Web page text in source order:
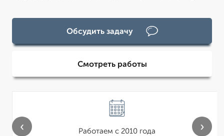
Обсудить задачу
Смотреть работы
Работаем с 2010 года
‹ ›